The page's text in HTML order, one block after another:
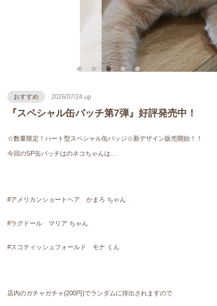
おすすめ 2026/07/24
『スペシャル缶バッチ第7弾』好評発売中！
☆数量限定！ハート型スペシャル缶バッジ☆新デザイン販売開始！！
今回のSP缶バッチはのネコちゃんは…
#アメリカンショートヘア かまろ ちゃん
#ラグドール マリア ちゃん
#スコティッシュフォールド モナ くん
店内のガチャガチャ(200円)でランダムに排出されますので